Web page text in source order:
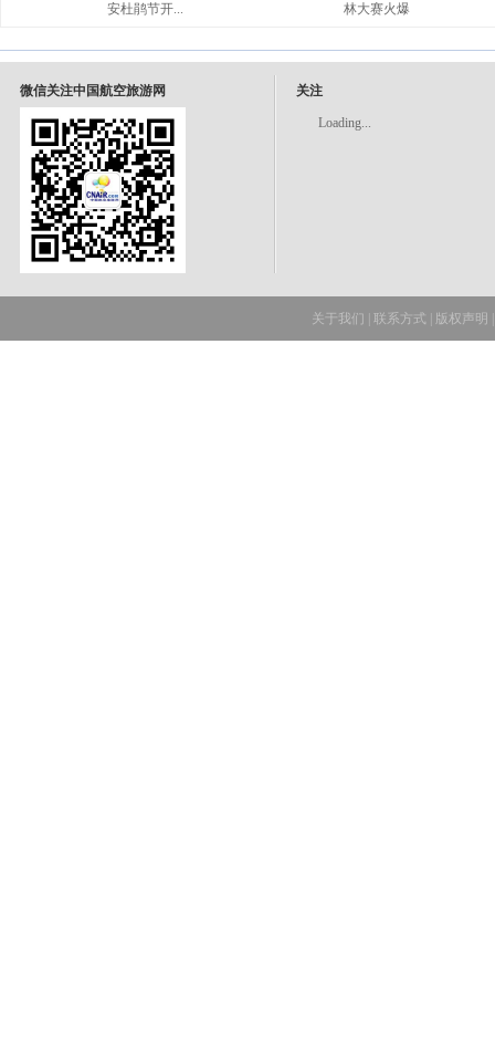
安杜鹃节开...
林大赛火爆
微信关注中国航空旅游网 关注
Loading...
关于我们 联系方式 版权声明